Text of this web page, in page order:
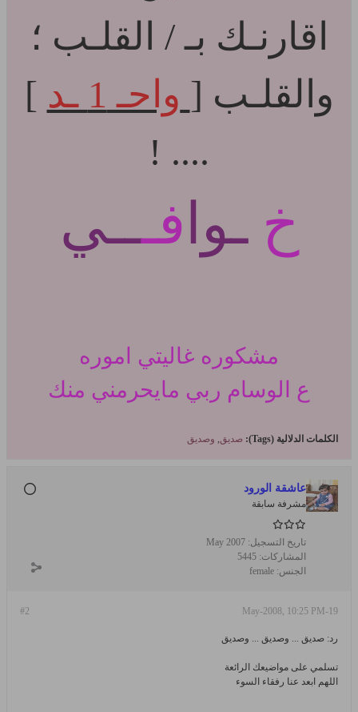
اقارنـك بـ / القلـب ؛
والقلـب [ واحـ 1 ـد
]
.... !
خـوا فـــي
مشكوره غاليتي اموره
ع الوسام ربي مايحرمني منك
الكلمات الدلالية (Tags): صديق, وصديق
عاشقة الورود
مشرفة سابقة
تاريخ التسجيل: May 2007
المشاركات: 5445
الجنس: female
#2 19-May-2008, 10:25 PM
رد: صديق ... وصديق ... وصديق
تسلمي على مواضيعك الرائعة
اللهم ابعد عنا رفقاء السوء